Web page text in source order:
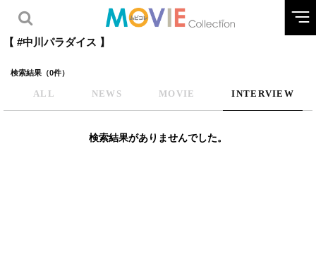
【 #中川パラダイス 】
検索結果（0件）
ALL NEWS MOVIE INTERVIEW
検索結果がありませんでした。